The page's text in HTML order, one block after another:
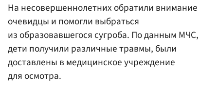
На несовершеннолетних обратили внимание
очевидцы и помогли выбраться
из образовавшегося сугроба. По данным МЧС,
дети получили различные травмы, были
доставлены в медицинское учреждение
для осмотра.